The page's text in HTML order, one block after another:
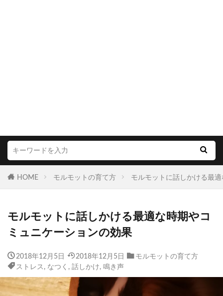
HOME モルモットの育て方 モルモットに話しかける最
モルモットに話しかける最適な時期やコ
ミュニケーションの効果
2018年12月5日 2018年12月5日
モルモットの育て方
ストレス , なつく , 話しかけ, 鳴き声